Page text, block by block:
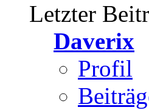
Letzter
Daverix
Profil